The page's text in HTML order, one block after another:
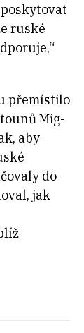
ruské
přemístilo
Mig-
aby
do
jak